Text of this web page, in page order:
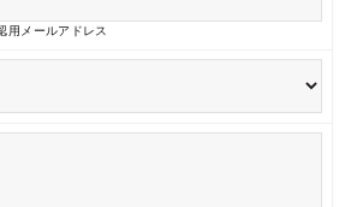
用メールアドレス